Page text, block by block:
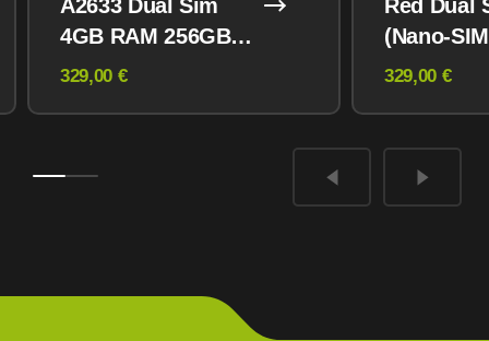
A2633 Dual Sim
4GB RAM 256GB
Midnight
329,00 €
Red Dual
(Nano-
eSIM)
329,00 €